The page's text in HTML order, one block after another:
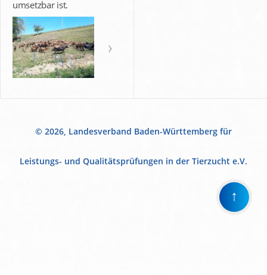
umsetzbar ist.
© 2026, Landesverband Baden-Württemberg für
Leistungs- und Qualitätsprüfungen in der Tierzucht e.V.
↑